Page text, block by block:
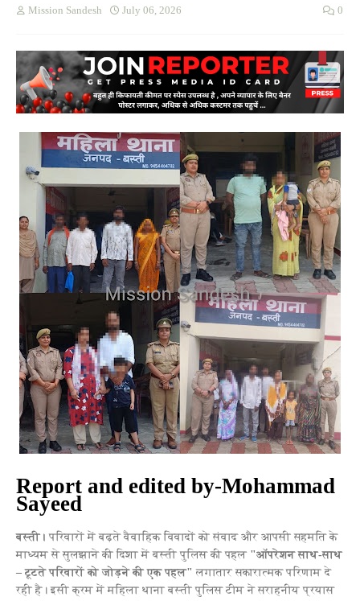
Mission Sandesh July 06, 2026 0
Report and edited by-Mohammad
Sayeed
बस्ती। परिवारों में बढ़ते वैवाहिक विवादों को संवाद और आपसी सहमति के
माध्यम से सुलझाने की दिशा में बस्ती पुलिस की पहल "ऑपरेशन साथ-साथ
– टूटते परिवारों को जोड़ने की एक पहल" लगातार सकारात्मक परिणाम दे
रही है। इसी क्रम में महिला थाना बस्ती पुलिस टीम ने सराहनीय प्रयास